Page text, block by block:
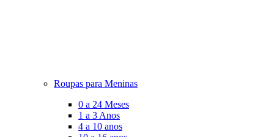
Roupas para Meninas
0 a 24 Meses
1 a 3 Anos
4 a 10 anos